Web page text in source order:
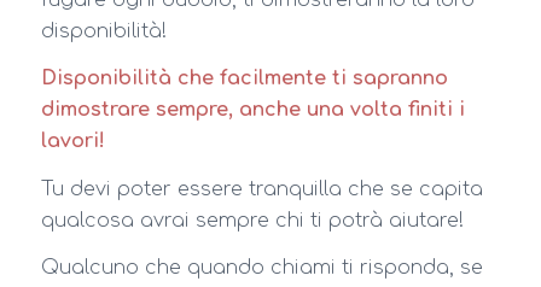
disponibilità!
Disponibilità che facilmente ti sapranno
dimostrare sempre, anche una volta finiti i
lavori!
Tu devi poter essere tranquilla che se capita
qualcosa avrai sempre chi ti potrà aiutare!
Qualcuno che quando chiami ti risponda, se